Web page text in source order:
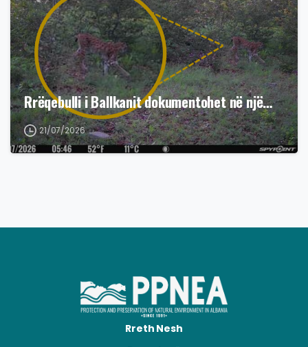
Rrëqebulli i Ballkanit dokumentohet në një…
21/07/2026
Rreth Nesh